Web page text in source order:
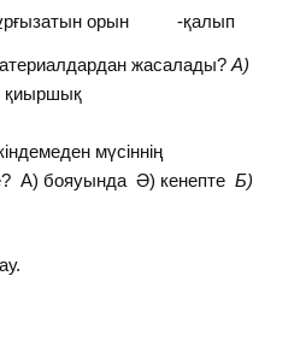
орын -қалып
жасалады? А)
мүсіннің
А) бояуында Ә) кенепте Б)